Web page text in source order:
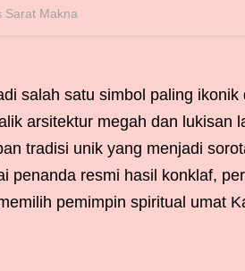
Sarat Makna
salah satu simbol paling ikonik
arsitektur megah dan lukisan
tradisi unik yang menjadi
penanda resmi hasil konklaf,
pemimpin spiritual umat